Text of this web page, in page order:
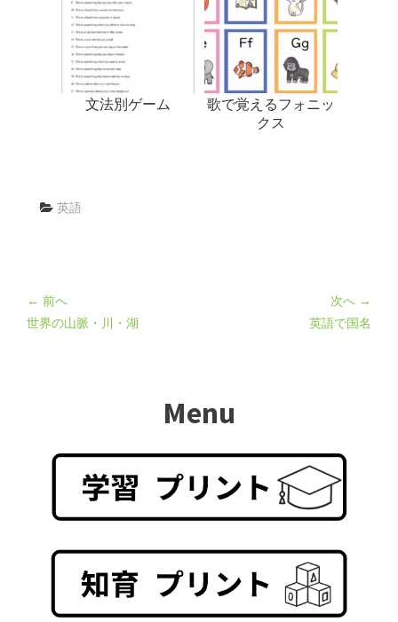
文法別ゲーム
歌で覚えるフォニッ
クス
英語
← 前へ
世界の山脈・川・湖
次へ →
英語で国名
Menu